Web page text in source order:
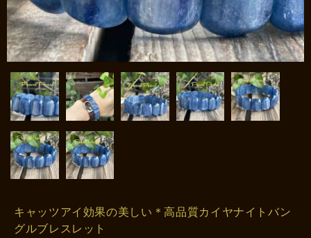
キャッツアイ効果の美しい＊高品質カイヤナイトバン
グルブレスレット